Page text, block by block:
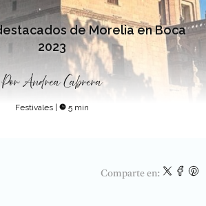
de Morelia en Boca
2023
Por Andrea Cabrera
Festivales 5 min
Comparte en: